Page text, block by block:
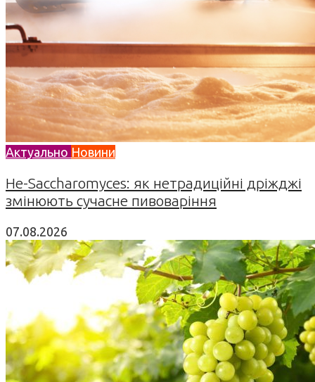
Актуально Новини
Не-Saccharomyces: як нетрадиційні дріжджі
змінюють сучасне пивоваріння
07.08.2026